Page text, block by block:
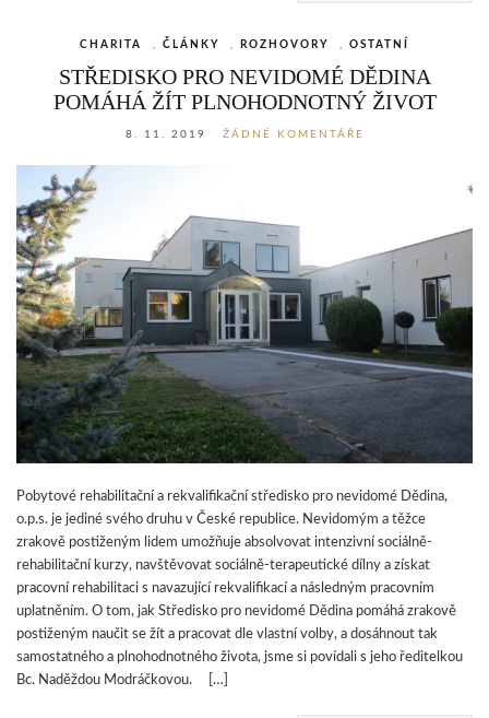
CHARITA , ČLÁNKY , ROZHOVORY , OSTATNÍ
STŘEDISKO PRO NEVIDOMÉ DĚDINA
POMÁHÁ ŽÍT PLNOHODNOTNÝ ŽIVOT
8. 11. 2019 ŽÁDNÉ KOMENTÁŘE
Pobytové rehabilitační a rekvalifikační středisko pro nevidomé Dědina,
o.p.s. je jediné svého druhu v České republice. Nevidomým a těžce
zrakově postiženým lidem umožňuje absolvovat intenzivní sociálně-
rehabilitační kurzy, navštěvovat sociálně-terapeutické dílny a získat
pracovní rehabilitaci s navazující rekvalifikací a následným pracovním
uplatněním. O tom, jak Středisko pro nevidomé Dědina pomáhá zrakově
postiženým naučit se žít a pracovat dle vlastní volby, a dosáhnout tak
samostatného a plnohodnotného života, jsme si povídali s jeho ředitelkou
Bc. Naděždou Modráčkovou. […]